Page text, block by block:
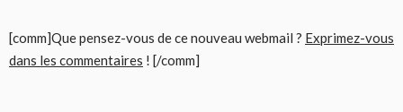
[comm]Que pensez-vous de ce nouveau webmail ? Exprimez-vous
dans les commentaires ! [/comm]